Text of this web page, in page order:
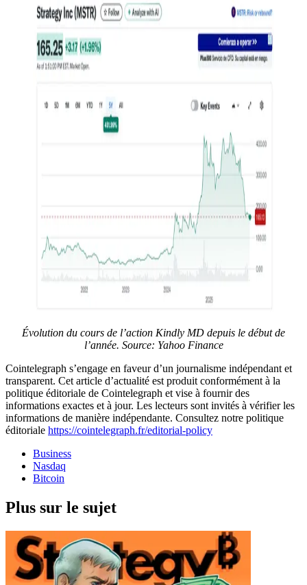
Évolution du cours de l’action Kindly MD depuis le début de
l’année. Source: Yahoo Finance
Cointelegraph s’engage en faveur d’un journalisme indépendant et
transparent. Cet article d’actualité est produit conformément à la
politique éditoriale de Cointelegraph et vise à fournir des
informations exactes et à jour. Les lecteurs sont invités à vérifier les
informations de manière indépendante. Consultez notre politique
éditoriale https://cointelegraph.fr/editorial-policy
Business
Nasdaq
Bitcoin
Plus sur le sujet